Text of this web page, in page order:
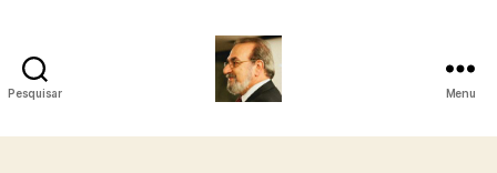
Pesquisar Menu